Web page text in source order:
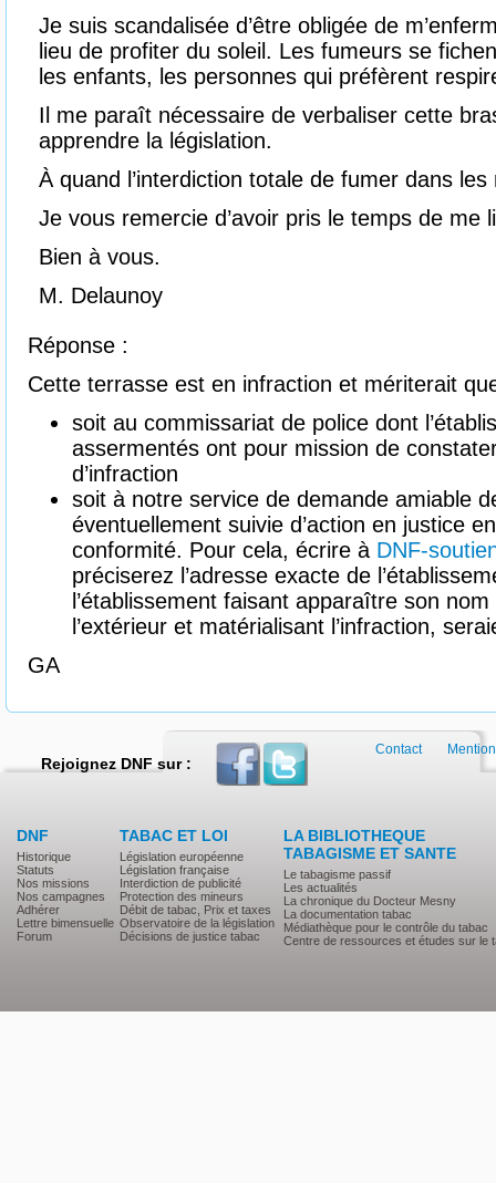
Je suis scandalisée d’être obligée de
lieu de profiter du soleil. Les fumeurs se
les enfants, les personnes qui préfèrent
Il me paraît nécessaire de verbaliser cette
apprendre la législation.
À quand l’interdiction totale de fumer dans
Je vous remercie d’avoir pris le temps de me
Bien à vous.
M. Delaunoy
Réponse :
Cette terrasse est en infraction et mériterait
soit au commissariat de police dont
assermentés ont pour mission de
d’infraction
soit à notre service de demande amiable
éventuellement suivie d’action en justice
conformité. Pour cela, écrire à DNF-
préciserez l’adresse exacte de
l’établissement faisant apparaître son
l’extérieur et matérialisant l’infraction,
GA
Rejoignez DNF sur :
DNF
Historique
Statuts
Nos missions
Nos campagnes
Adhérer
Lettre bimensuelle
Forum
TABAC ET LOI
Législation européenne
Législation française
Interdiction de publicité
Protection des mineurs
Débit de tabac, Prix et taxes
Observatoire de la législation
Décisions de justice tabac
LA BIBLIOTHEQUE
TABAGISME ET SANTE
Le tabagisme passif
Les actualités
La chronique du Docteur Mesny
La documentation tabac
Médiathèque pour le contrôle du tabac
Centre de ressources et études sur le
Contact